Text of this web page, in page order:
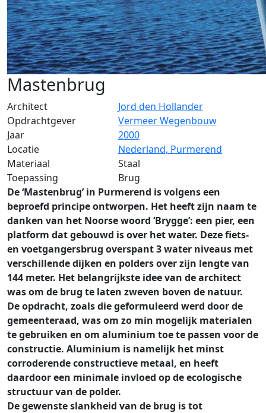
Mastenbrug
Architect
Jord den Hollander
Opdrachtgever
Vermeer Wegenbouw
Jaar
2000
Locatie
Nederland, Purmerend
Materiaal
Staal
Toepassing
Brug
De ‘Mastenbrug’ in Purmerend is volgens een
beproefd principe ontworpen. Het heeft zijn naam te
danken van het Noorse woord ‘Brygge’: een pier, een
platform dat gebouwd is over het water. Deze fiets-
en voetgangersbrug overspant 3 water niveaus met
verschillende dijken en polders over zijn lengte van
144 meter. Het belangrijkste idee van de architect
was om de brug te laten zweven boven de natuur.
De opdracht, zoals die geformuleerd werd door de
gemeenteraad, was om zo min mogelijk materialen
te gebruiken en om aluminium toe te passen voor de
constructie. Aluminium is namelijk het minst
corroderende constructieve metaal, en heeft
daardoor een minimale invloed op de ecologische
structuur van de polder.
De gewenste slankheid van de brug is tot